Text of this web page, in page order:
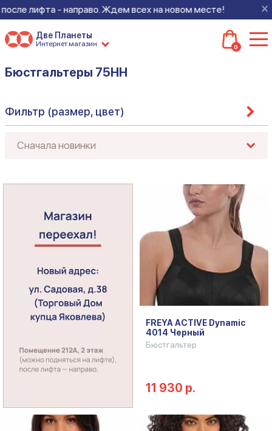
×
- направо. Ждем всех на новом месте!
Две Планеты
Интернет магазин 0
Бюстгальтеры 75HH
Фильтр (размер, цвет)
FREYA ACTIVE Dynamic
4014 Черный
Бюстгальтер
11 930 р.